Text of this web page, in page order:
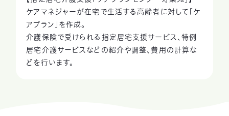
ケアマネジャーが在宅で生活する高齢者に対して「ケ
アプラン」を作成。
介護保険で受けられる指定居宅支援サービス、 特例
居宅介護サービスなどの紹介や調整、費用の計算な
どを行います。